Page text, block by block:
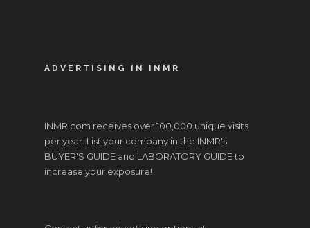
ADVERTISING IN INMR
INMR.com receives over 100,000 unique visits
per year. List your company in the INMR's
BUYER'S GUIDE and LABORATORY GUIDE to
increase your exposure!